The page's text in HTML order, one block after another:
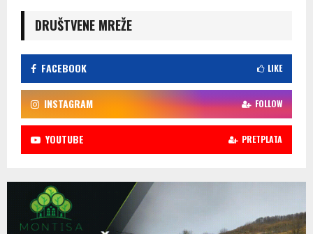
DRUŠTVENE MREŽE
FACEBOOK LIKE
INSTAGRAM FOLLOW
YOUTUBE PRETPLATA